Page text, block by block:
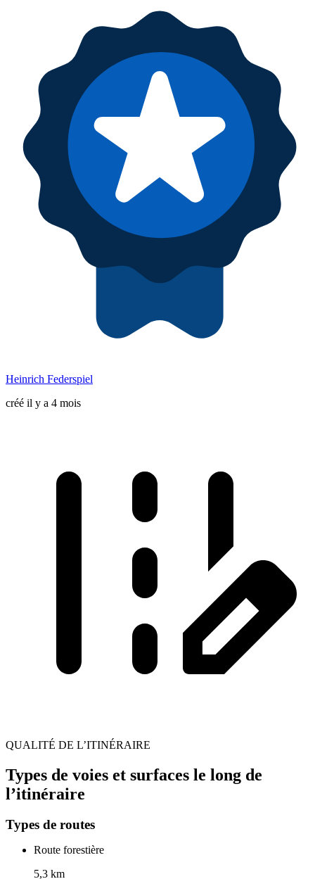
Heinrich Federspiel
créé il y a 4 mois
QUALITÉ DE L’ITINÉRAIRE
Types de voies et surfaces le long de
l’itinéraire
Types de routes
Route forestière
5,3 km